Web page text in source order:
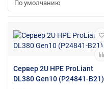
Сервер 2U HPE ProLiant
DL380 Gen10 (P24841-B21)